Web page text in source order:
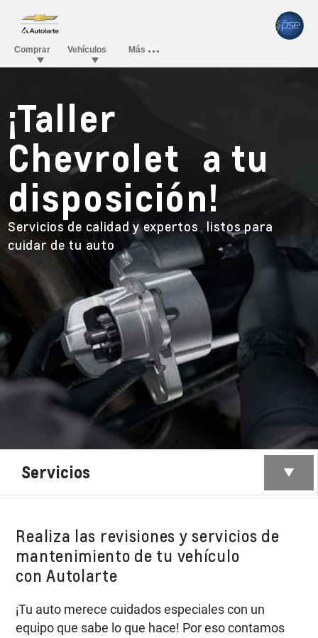
¡Taller
Chevrolet a tu
disposición!
Servicios de calidad y expertos listos para
cuidar de tu auto
Servicios
Realiza las revisiones y servicios de
mantenimiento de tu vehículo
con Autolarte
¡Tu auto merece cuidados especiales con un
equipo que sabe lo que hace! Por eso contamos